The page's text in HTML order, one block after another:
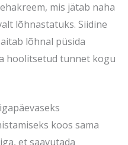
mis jätab naha
lõhnastatuks. Siidine
lõhnal püsida
hoolitsetud tunnet kogu
koos sama
et saavutada